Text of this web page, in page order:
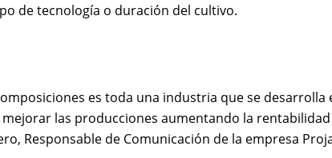
de tecnología o duración del cultivo.
es toda una industria que se desarrolla
las producciones aumentando la
Responsable de Comunicación de la empresa